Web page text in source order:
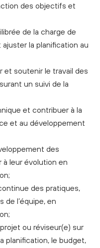
des objectifs et
de la charge de
ajuster la planification au
et soutenir le travail des
un suivi de la
et contribuer à la
et au développement
des
leur évolution en
des pratiques,
de l’équipe, en
ou réviseur(e) sur
planification, le budget,